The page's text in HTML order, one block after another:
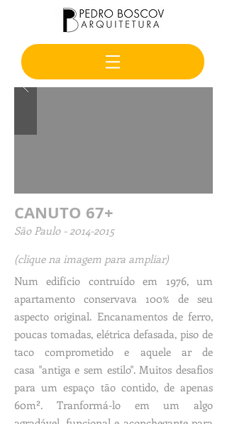
CANUTO 67+
São Paulo - 2014-2015
(clique na imagem para ampliar)
Num edifício contruído em 1976, um
apartamento conservava 100% de seu
aspecto original. Encanamentos de ferro,
poucas tomadas, elétrica defasada, piso de
taco comprometido e aquele ar de
casa "antiga e sem estilo". Muitos desafios
para um espaço tão contido, de apenas
60m². Tranformá-lo em um algo